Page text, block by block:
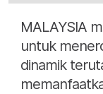
MALAYSIA
untuk
dinamik